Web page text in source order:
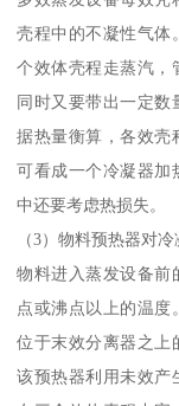
壳程中的不凝性气体
个效体壳程走蒸汽，
同时又要带出一定数
据热量衡算，各效壳
可看成一个冷凝器加
中还要考虑热损失。
（3）物料预热器对
物料进入蒸发设备前
点或沸点以上的温度
位于末效分离器之上
该预热器利用未效产